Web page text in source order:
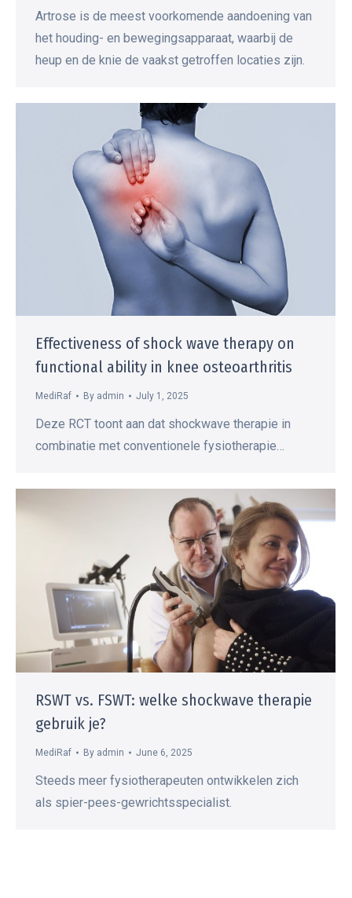
Artrose is de meest voorkomende aandoening van
het houding- en bewegingsapparaat, waarbij de
heup en de knie de vaakst getroffen locaties zijn.
Effectiveness of shock wave therapy on
functional ability in knee osteoarthritis
MediRaf By admin July 1, 2025
Deze RCT toont aan dat shockwave therapie in
combinatie met conventionele fysiotherapie…
RSWT vs. FSWT: welke shockwave therapie
gebruik je?
MediRaf By admin June 6, 2025
Steeds meer fysiotherapeuten ontwikkelen zich
als spier-pees-gewrichtsspecialist.